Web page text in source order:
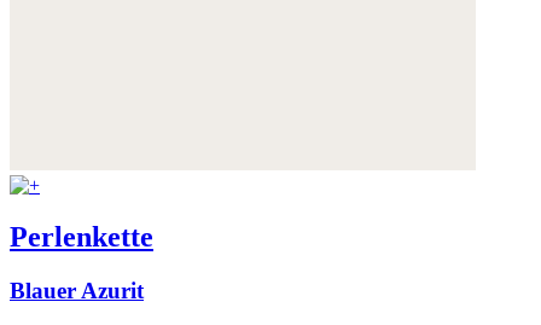
Perlenkette
Blauer Azurit